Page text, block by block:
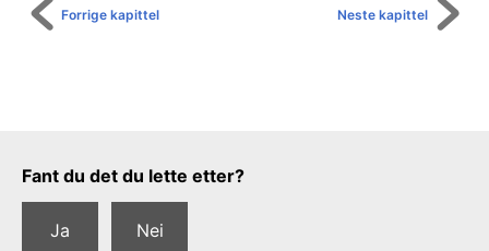
Neste kapittel
Forrige kapittel
Tilbakemeldingsskjema
Fant du det du lette etter?
Ja Nei